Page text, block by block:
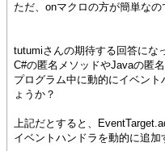
ただ、onマクロの方が簡単なの
tutumiさんの期待する回答にな
C#の匿名メソッドやJavaの匿
プログラム中に動的にイベン
ょうか？
上記だとすると、
イベントハンドラを動的に追加